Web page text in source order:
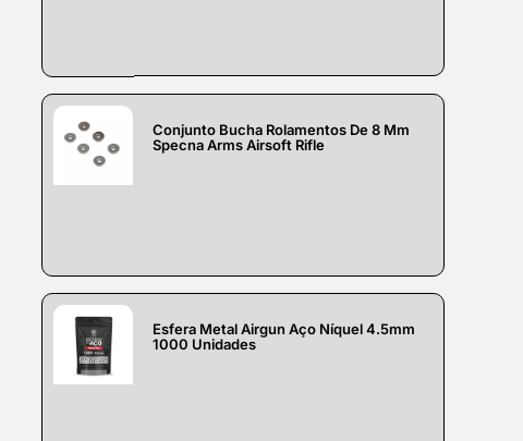
Conjunto Bucha Rolamentos De 8 Mm
Specna Arms Airsoft Rifle
Esfera Metal Airgun Aço Níquel 4.5mm
1000 Unidades